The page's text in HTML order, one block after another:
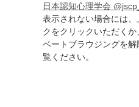
日本認知心理学会
表示されない場合には、
クをクリックいただくか
ベートブラウジングを解
覧ください。